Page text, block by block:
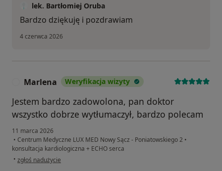
lek. Bartłomiej Oruba
Bardzo dziękuję i pozdrawiam
4 czerwca 2026
Marlena Weryfikacja wizyty
Jestem bardzo zadowolona, pan doktor
wszystko dobrze wytłumaczył, bardzo polecam
11 marca 2026
• Centrum Medyczne LUX MED Nowy Sącz - Poniatowskiego 2 •
konsultacja kardiologiczna + ECHO serca
• w opinii użytkownika Marlena
zgłoś nadużycie